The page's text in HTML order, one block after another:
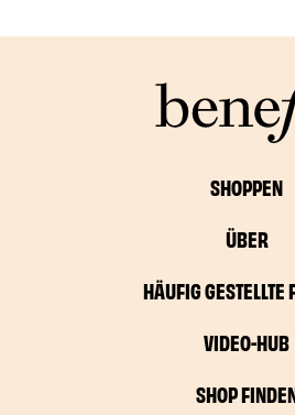
SHOPPEN
ÜBER
HÄUFIG GESTELLTE
VIDEO-HUB
SHOP